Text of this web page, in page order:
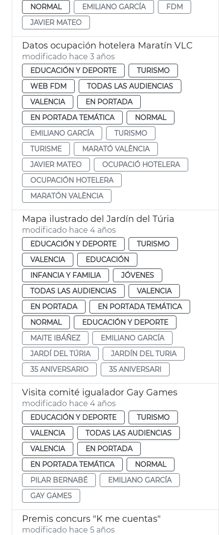
NORMAL EMILIANO GARCÍA
FDM
JAVIER MATEO
Datos ocupación hotelera Maratín VLC
modificado hace 3 años
EDUCACIÓN Y DEPORTE
TURISMO
WEB FDM
TODAS LAS AUDIENCIAS
VALENCIA
EN PORTADA
EN PORTADA TEMÁTICA
NORMAL
EMILIANO GARCÍA
TURISMO
TURISME
MARATÓ VALÈNCIA
JAVIER MATEO
OCUPACIÓ HOTELERA
OCUPACIÓN HOTELERA
MARATÓN VALÈNCIA
Mapa ilustrado del Jardín del Túria
modificado hace 4 años
EDUCACIÓN Y DEPORTE
TURISMO
VALENCIA
EDUCACIÓN
INFANCIA Y FAMILIA
JÓVENES
TODAS LAS AUDIENCIAS
VALENCIA
EN PORTADA
EN PORTADA TEMÁTICA
NORMAL
EDUCACIÓN Y DEPORTE
MAITE IBÁÑEZ
EMILIANO GARCÍA
JARDÍ DEL TÚRIA
JARDÍN DEL TURIA
35 ANIVERSARIO
35 ANIVERSARI
Visita comité igualador Gay Games
modificado hace 4 años
EDUCACIÓN Y DEPORTE
TURISMO
VALENCIA
TODAS LAS AUDIENCIAS
VALENCIA
EN PORTADA
EN PORTADA TEMÁTICA
NORMAL
PILAR BERNABÉ
EMILIANO GARCÍA
GAY GAMES
Premis concurs "K me cuentas"
modificado hace 5 años